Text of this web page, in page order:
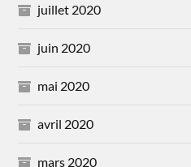
juillet 2020
juin 2020
mai 2020
avril 2020
mars 2020